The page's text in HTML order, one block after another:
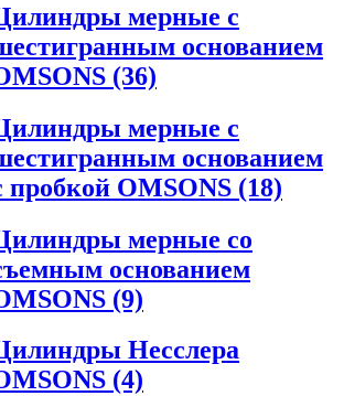
мерные с
основанием
(36)
мерные с
основанием
пробкой OMSONS (18)
мерные со
основанием
(9)
Несслера
(4)